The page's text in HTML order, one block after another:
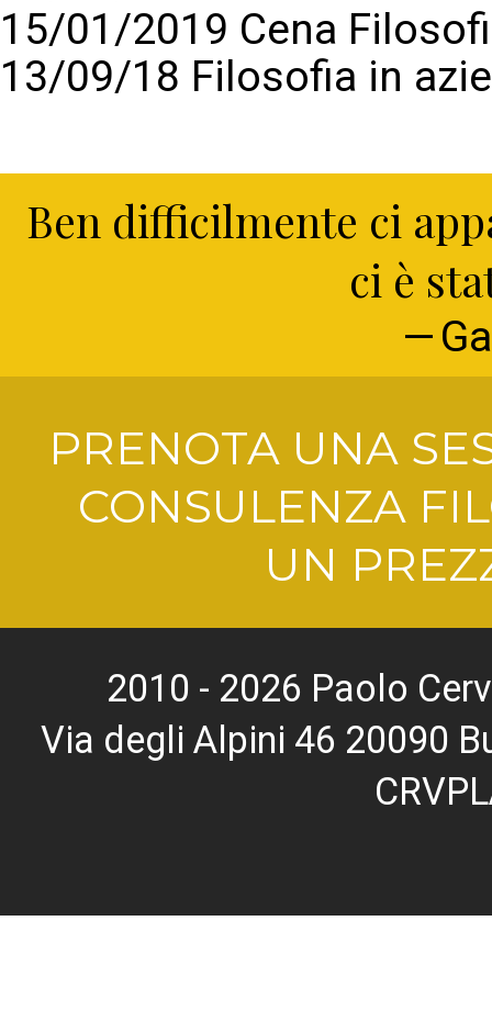
15/01/2019 Cena
13/09/18 Filosofia in
Ben difficilmente ci
ci è
PRENOTA UNA
CONSULENZA
UN
2010 - 2026 Paolo
Via degli Alpini 46 20090